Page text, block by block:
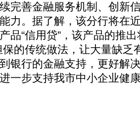
完善金融服务机制、创新
力。据了解，该分行将在
品“信用贷”，该产品的推
保的传统做法，让大量缺乏
银行的金融支持，更好解
一步支持我市中小企业健